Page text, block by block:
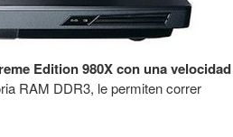
Edition 980X con una velocidad
RAM DDR3, le permiten correr